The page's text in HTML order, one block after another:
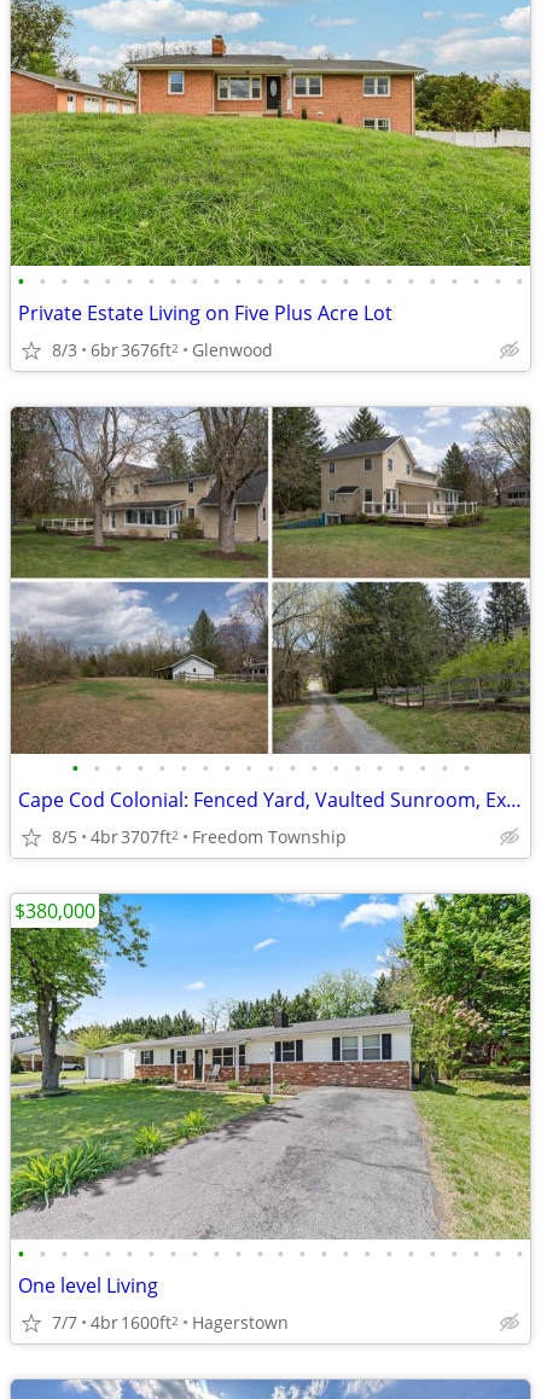
• • • • • • • • • • • • • • • • • • • • • • • •
Private Estate Living on Five Plus Acre Lot
8/3 6br3676ft2 Glenwood
• • • • • • • • • • • • • • • • • • •
Cape Cod Colonial: Fenced Yard, Vaulted Sunroom, Expansive Deck
8/5 4br3707ft2 Freedom Township
• • • • • • • • • • • • • • • • • • • • • • • •
One level Living
7/7 4br1600ft2 Hagerstown
$380,000